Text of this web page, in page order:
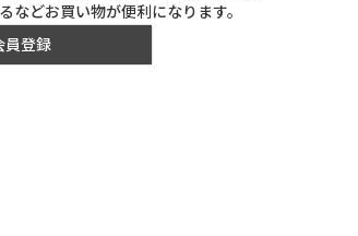
などお買い物が便利になります。
員登録